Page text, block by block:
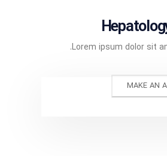
Lorem ipsum dolor sit
MAKE AN